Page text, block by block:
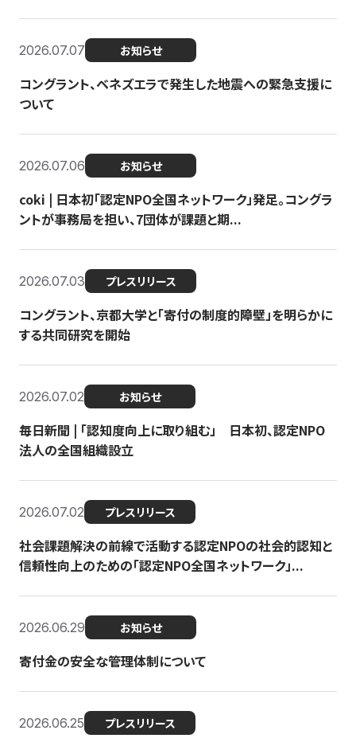
2026.07.07 お知らせ
コングラント、ベネズエラで発生した地震への緊急支援に
ついて
2026.07.06 お知らせ
coki | 日本初「認定NPO全国ネットワーク」発足。コングラ
ントが事務局を担い、7団体が課題と期...
2026.07.03 プレスリリース
コングラント、京都大学と「寄付の制度的障壁」を明らかに
する共同研究を開始
2026.07.02 お知らせ
毎日新聞 | 「認知度向上に取り組む」 日本初、認定NPO
法人の全国組織設立
2026.07.02 プレスリリース
社会課題解決の前線で活動する認定NPOの社会的認知と
信頼性向上のための「認定NPO全国ネットワーク」...
2026.06.29 お知らせ
寄付金の安全な管理体制について
2026.06.25 プレスリリース